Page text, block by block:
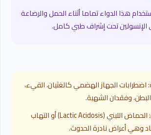
هذا الدواء تماما أثناء الحمل والرضاعة
الإنسولين تحت إشراف طبي كامل.
الجهاز الهضمي كالغثيان، القيء،
وفقدان الشهية.
اعراض خطيرة: الحماض اللبني (Lactic Acidosis) أو التهاب
وهي أعراض نادرة الحدوث.